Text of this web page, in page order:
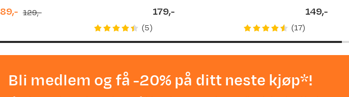
89,- 129,-
(5)
179,-
(17)
149,-
Bli medlem og få -20% på ditt neste kjøp*!